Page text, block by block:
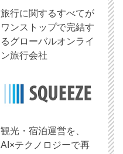
旅行に関するすべてが
ワンストップで完結す
るグローバルオンライ
ン旅行会社
観光・宿泊運営を、
AI×テクノロジーで再